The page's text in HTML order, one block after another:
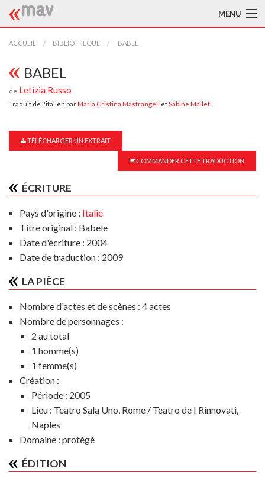
MENU
ACCUEIL
BIBLIOTHÈQUE
AIDE À LA TRADUCTION
À L'AFFICHE
ACCUEIL BIBLIOTHÈQUE BABEL
BABEL
de Letizia Russo
Traduit de l'italien par Maria Cristina Mastrangeli etSabine Mallet
TÉLÉCHARGER UN EXTRAIT
COMMANDER CETTE TRADUCTION
ÉCRITURE
Pays d'origine : Italie
Titre original : Babele
Date d'écriture : 2004
Date de traduction : 2009
LA PIÈCE
Nombre d'actes et de scènes : 4 actes
Nombre de personnages :
2 au total
1 homme(s)
1 femme(s)
Création :
Période : 2005
Lieu : Teatro Sala Uno, Rome / Teatro de I Rinnovati,
Naples
Domaine : protégé
ÉDITION